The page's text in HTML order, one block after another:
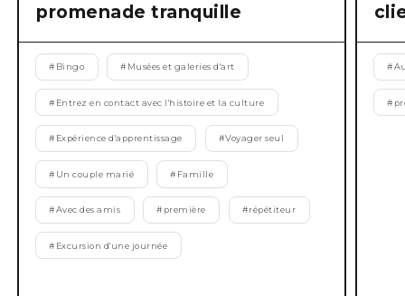
promenade tranquille
# Bingo # Musées et galeries d'art
# Entrez en contact avec l'histoire et la culture
# Expérience d'apprentissage #Voyager seul
# Un couple marié # Famille
#Avec des amis # première #répétiteur
# Excursion d'une journée
#
#